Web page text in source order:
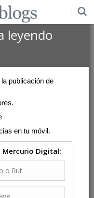
$1 USD
leyendo
publicación de
en tu móvil.
Mercurio Digital: